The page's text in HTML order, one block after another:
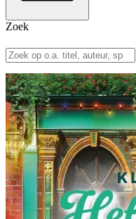
Zoek